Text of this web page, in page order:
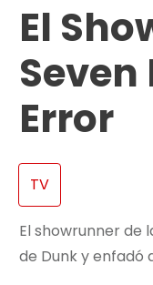
El
Error
TV
El showrunner de
de Dunk y enfadó